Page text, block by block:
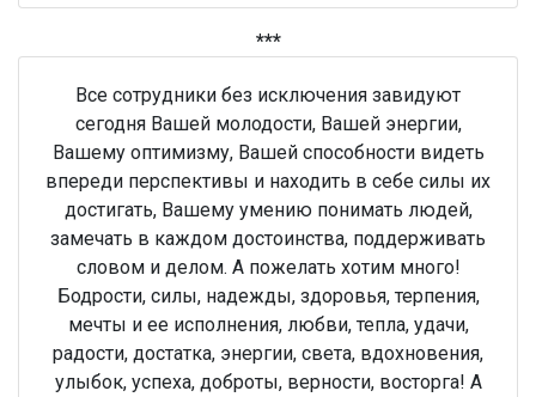
***
Все сотрудники без исключения завидуют
сегодня Вашей молодости, Вашей энергии,
Вашему оптимизму, Вашей способности видеть
впереди перспективы и находить в себе силы их
достигать, Вашему умению понимать людей,
замечать в каждом достоинства, поддерживать
словом и делом. А пожелать хотим много!
Бодрости, силы, надежды, здоровья, терпения,
мечты и ее исполнения, любви, тепла, удачи,
радости, достатка, энергии, света, вдохновения,
улыбок, успеха, доброты, верности, восторга! А